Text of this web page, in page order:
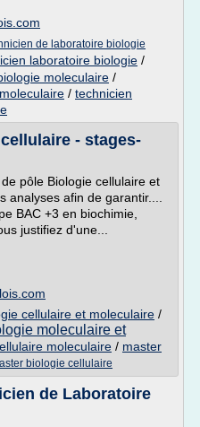
de laboratoire biologie
laboratoire biologie /
moleculaire /
/ technicien
- stages-
pôle Biologie cellulaire et
analyses afin de garantir....
BAC +3 en biochimie,
justifiez d'une...
cellulaire et moleculaire /
moleculaire et
moleculaire / master
biologie cellulaire
de Laboratoire